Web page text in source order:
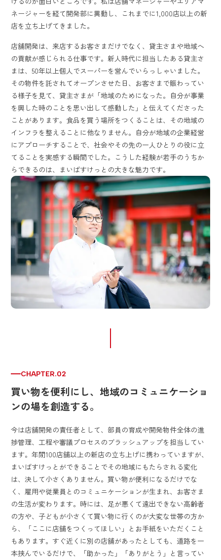
ネージャーを経て開発部に異動し、これまでに1,000店以上の新
店を立ち上げてきました。
店舗開発は、来店するお客さまだけでなく、貸主さまや地域へ
の貢献が感じられる仕事です。新人時代に担当したある貸主さ
まは、50年以上個人でスーパーを営んでいらっしゃいました。
その物件を託されてオープンさせた日、お客さまで賑わってい
る様子を見て、貸主さまが「地域のためになった。自分が事業
を興した時のことを思い出して感動した」と伝えてくださった
ことがあります。食品を買う場所をつくることは、その地域の
インフラを整えることに他なりません。自分が地域の企業経営
にアプローチすることで、社会やその先の一人ひとりの役に立
てることを実感する瞬間でした。こうした経験が若手のうちか
らできるのは、まいばすけっとの大きな魅力です。
CHAPTER.02
買い物を便利にし、地域のコミュニケーショ
ンの場を創造する。
今は店舗開発の責任者として、部員の育成や開発物件全体の進
捗管理、工程や審議プロセスのブラッシュアップを担当してい
ます。年間100店舗以上の新店の立ち上げに携わっていますが、
まいばすけっとができることでその地域にもたらされる変化
は、決して小さくありません。買い物が便利になるだけでな
く、雇用や従業員とのコミュニケーションが生まれ、お客さま
の生活が変わります。時には、足が悪くて遠出できない高齢者
の方や、子どもが小さくて買い物に行くのが大変な世帯の方か
ら、「ここに店舗をつくってほしい」とお手紙をいただくこと
もあります。すぐ近くに別の店舗があったとしても、道路を一
本挟んでいるだけで、「助かった」「ありがとう」と言ってい